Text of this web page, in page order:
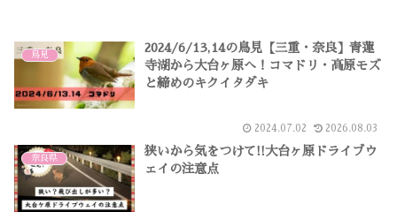
鳥見
2024/6/13,14の鳥見【三重・奈良】青蓮
寺湖から大台ヶ原へ！コマドリ・高原モズ
と締めのキクイタダキ
2024.07.02 2026.08.03
奈良県
狭いから気をつけて!!大台ヶ原ドライブウ
ェイの注意点